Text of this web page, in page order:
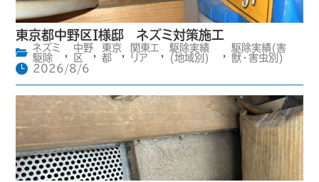
東京都中野区I様邸 ネズミ対策施工
ネズミ
駆除
,
中野
区
,
東京
都
,
関東エ
リア
,
駆除実績
(地域別)
,
駆除実績(害
獣・害虫別)
2026/8/6